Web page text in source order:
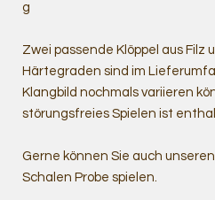
g
Zwei passende Klöppel aus
Härtegraden sind im
Klangbild nochmals variieren
störungsfreies Spielen ist
Gerne können Sie auch
Schalen Probe spielen.